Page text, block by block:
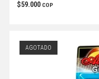
$59.000 COP
AGOTADO